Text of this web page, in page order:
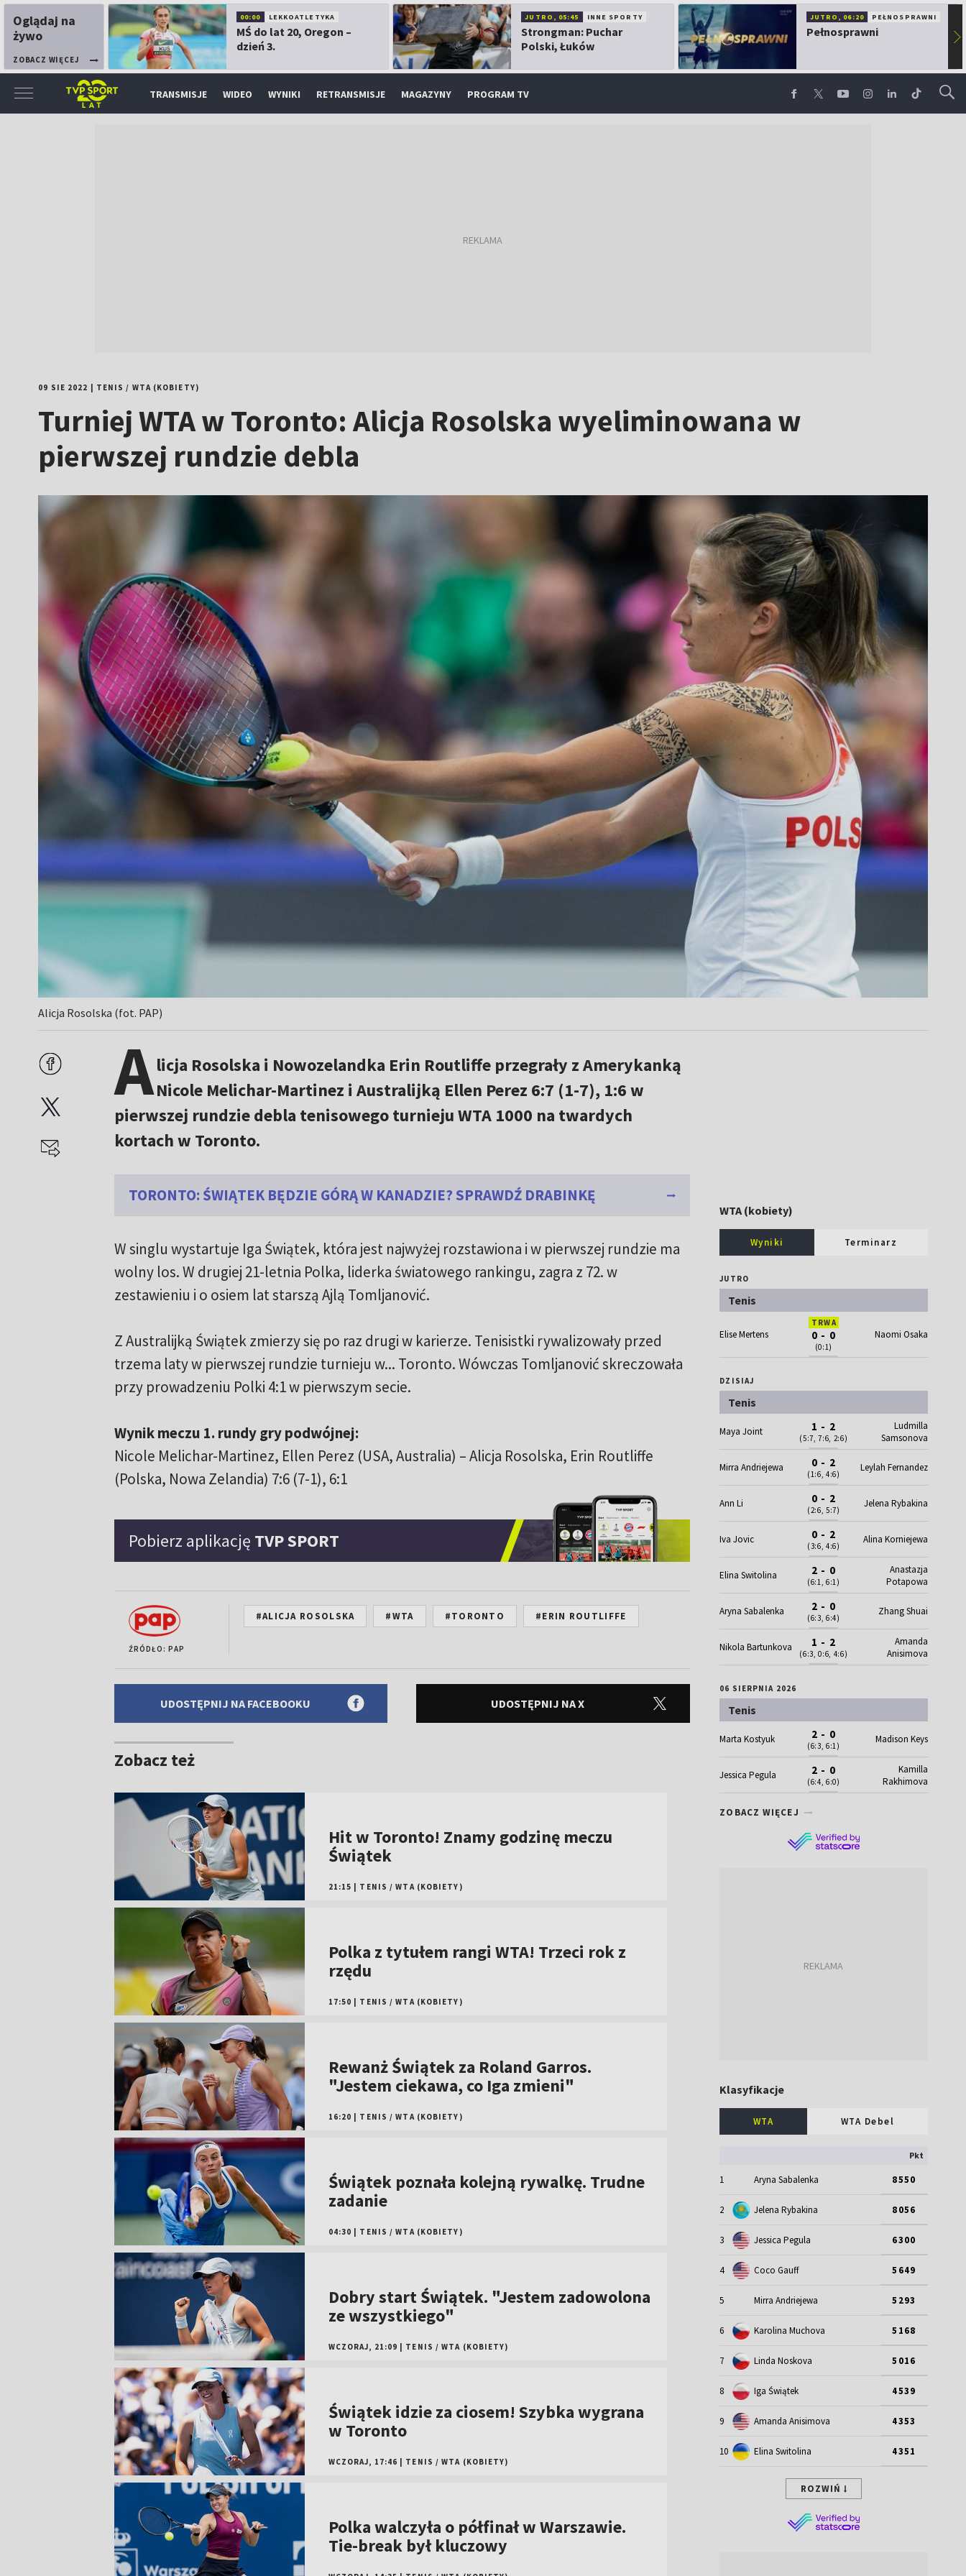
Oglądaj na
żywo
ZOBACZ WIĘCEJ
00:00 LEKKOATLETYKA
MŚ do lat 20, Oregon –
dzień 3.
JUTRO, 05:45 INNE SPORTY
Strongman: Puchar
Polski, Łuków
JUTRO, 06:20 PEŁNOSPRAWNI
Pełnosprawni ▶
TRANSMISJE WIDEO WYNIKI RETRANSMISJE MAGAZYNY PROGRAM TV
09 SIE 2022 TENIS / WTA (KOBIETY)
Turniej WTA w Toronto: Alicja Rosolska wyeliminowana w
pierwszej rundzie debla
Alicja Rosolska (fot. PAP)
Alicja Rosolska i Nowozelandka Erin Routliffe przegrały z Amerykanką
Nicole Melichar-Martinez i Australijką Ellen Perez 6:7 (1-7), 1:6 w
pierwszej rundzie debla tenisowego turnieju WTA 1000 na twardych
kortach w Toronto.
TORONTO: ŚWIĄTEK BĘDZIE GÓRĄ W KANADZIE? SPRAWDŹ DRABINKĘ
W singlu wystartuje Iga Świątek, która jest najwyżej rozstawiona i w pierwszej rundzie ma
wolny los. W drugiej 21-letnia Polka, liderka światowego rankingu, zagra z 72. w
zestawieniu i o osiem lat starszą Ajlą Tomljanović.
Z Australijką Świątek zmierzy się po raz drugi w karierze. Tenisistki rywalizowały przed
trzema laty w pierwszej rundzie turnieju w... Toronto. Wówczas Tomljanović skreczowała
przy prowadzeniu Polki 4:1 w pierwszym secie.
Wynik meczu 1. rundy gry podwójnej:
Nicole Melichar-Martinez, Ellen Perez (USA, Australia) – Alicja Rosolska, Erin Routliffe
(Polska, Nowa Zelandia) 7:6 (7-1), 6:1
Pobierz aplikację TVP SPORT
ŹRÓDŁO: PAP
#ALICJA ROSOLSKA #WTA #TORONTO #ERIN ROUTLIFFE
UDOSTĘPNIJ NA FACEBOOKU UDOSTĘPNIJ NA X
Zobacz też
Hit w Toronto! Znamy godzinę meczu
Świątek
21:15 TENIS / WTA (KOBIETY)
Polka z tytułem rangi WTA! Trzeci rok z
rzędu
17:50 TENIS / WTA (KOBIETY)
Rewanż Świątek za Roland Garros.
"Jestem ciekawa, co Iga zmieni"
16:20 TENIS / WTA (KOBIETY)
Świątek poznała kolejną rywalkę. Trudne
zadanie
04:30 TENIS / WTA (KOBIETY)
Dobry start Świątek. "Jestem zadowolona
ze wszystkiego"
WCZORAJ, 21:09 TENIS / WTA (KOBIETY)
Świątek idzie za ciosem! Szybka wygrana
w Toronto
WCZORAJ, 17:46 TENIS / WTA (KOBIETY)
Polka walczyła o półfinał w Warszawie.
Tie-break był kluczowy
WTA (kobiety)
Wyniki Terminarz
JUTRO
Tenis
Elise Mertens
TRWA
0 - 0
(0:1)
Naomi Osaka
DZISIAJ
Tenis
Maya Joint 1 - 2
(5:7, 7:6, 2:6)
Ludmilla
Samsonova
Mirra Andriejewa 0 - 2
(1:6, 4:6)
Leylah Fernandez
Ann Li 0 - 2
(2:6, 5:7)
Jelena Rybakina
Iva Jovic 0 - 2
(3:6, 4:6)
Alina Korniejewa
Elina Switolina 2 - 0
(6:1, 6:1)
Anastazja
Potapowa
Aryna Sabalenka 2 - 0
(6:3, 6:4)
Zhang Shuai
Nikola Bartunkova 1 - 2
(6:3, 0:6, 4:6)
Amanda
Anisimova
06 SIERPNIA 2026
Tenis
Marta Kostyuk 2 - 0
(6:3, 6:1)
Madison Keys
Jessica Pegula 2 - 0
(6:4, 6:0)
Kamilla
Rakhimova
ZOBACZ WIĘCEJ
Klasyfikacje
WTA WTA Debel
Pkt
1 Aryna Sabalenka 8550
2 Jelena Rybakina 8056
3 Jessica Pegula 6300
4 Coco Gauff 5649
5 Mirra Andriejewa 5293
6 Karolina Muchova 5168
7 Linda Noskova 5016
8 Iga Świątek 4539
9 Amanda Anisimova 4353
10 Elina Switolina 4351
ROZWIŃ